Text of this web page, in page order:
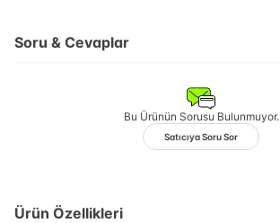
Soru & Cevaplar
Bu Ürünün Sorusu Bulunmuyor.
Satıcıya Soru Sor
Ürün Özellikleri